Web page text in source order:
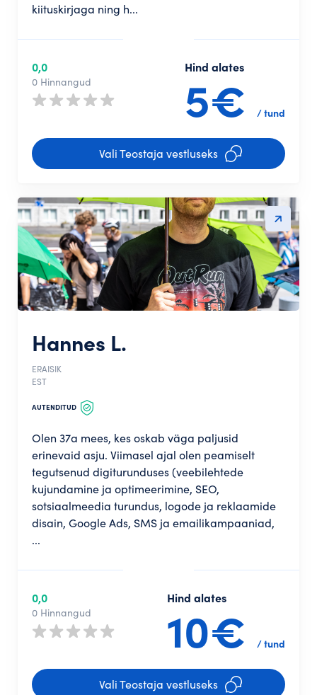
kiituskirjaga ning h...
Vali Teostaja vestluseks
Hind alates
5€ / tund
0,0
0 Hinnangud
Hannes L.
ERAISIK
EST
AUTENDITUD
Olen 37a mees, kes oskab väga paljusid
erinevaid asju. Viimasel ajal olen peamiselt
tegutsenud digiturunduses (veebilehtede
kujundamine ja optimeerimine, SEO,
sotsiaalmeedia turundus, logode ja reklaamide
disain, Google Ads, SMS ja emailikampaaniad,
...
Vali Teostaja vestluseks
Hind alates
10€ / tund
0,0
0 Hinnangud